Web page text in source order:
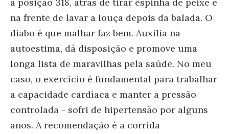
na frente de lavar a louça depois da balada. O
diabo é que malhar faz bem. Auxilia na
autoestima, dá disposição e promove uma
longa lista de maravilhas pela saúde. No meu
caso, o exercício é fundamental para trabalhar
a capacidade cardíaca e manter a pressão
controlada - sofri de hipertensão por alguns
anos. A recomendação é a corrida